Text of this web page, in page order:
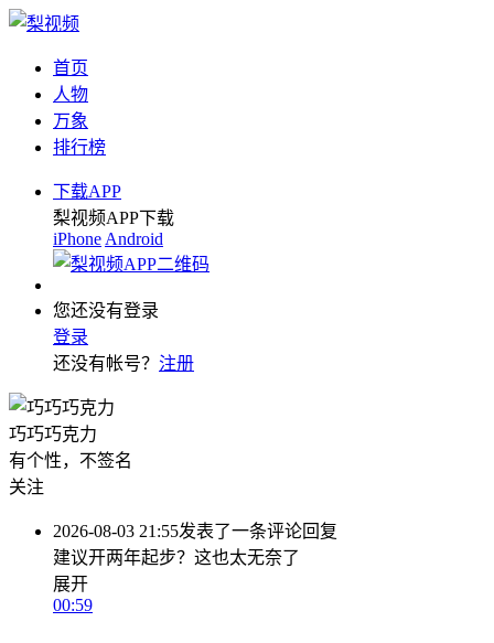
首页
人物
万象
排行榜
下载APP
梨视频APP下载
iPhone Android
您还没有登录
登录
还没有帐号？ 注册
巧巧巧克力
有个性，不签名
关注
2026-08-03 21:55发表了一条评论回复
建议开两年起步？这也太无奈了
展开
00:59